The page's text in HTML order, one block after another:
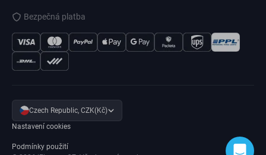
Bezpečná platba
Czech Republic, CZK(Kč)
Nastavení cookies
Podmínky použití